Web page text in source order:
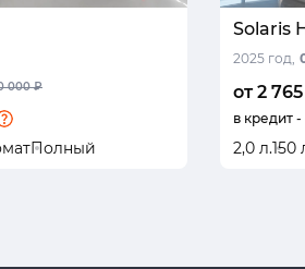
000 ₽
Полный
Solaris
2025 год,
от 2
в кредит -
2,0 л.150